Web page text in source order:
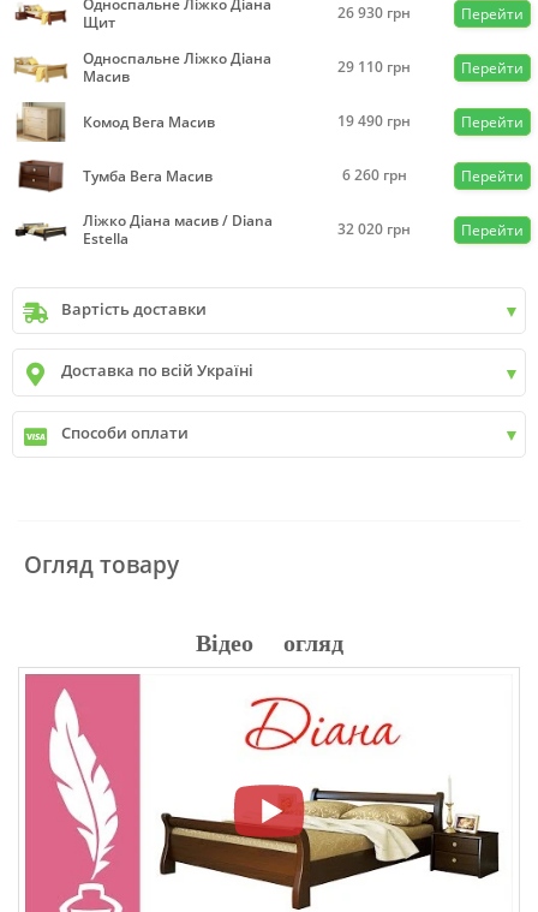
Щит
26 930 грн Перейти
Односпальне Ліжко Діана
Масив
29 110 грн Перейти
Комод Вега Масив 19 490 грн Перейти
Тумба Вега Масив 6 260 грн Перейти
Ліжко Діана масив / Diana
Estella
32 020 грн Перейти
Вартість доставки
Київдо9999 грн. -400 грн.
Київвід9999 грн - БЕЗКОШТОВНО
Київ передмістя +30 грн\км
Доставка по всій Україні
✓Нова пошта
✓Делівері
✓Автолюкс
Способи оплати
✓ Детальніше
Огляд товару
Відео огляд